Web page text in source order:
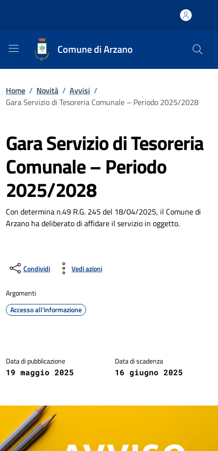
Comune di Arzano
Home / Novità / Avvisi /
Gara Servizio di Tesoreria Comunale – Periodo 2025/2028
Gara Servizio di Tesoreria
Comunale – Periodo
2025/2028
Con determina n.49 R.G. 245 del 18/04/2025, il Comune di
Arzano ha deliberato di affidare il servizio in oggetto.
Condividi Vedi azioni
Argomenti
Accesso all'informazione
Data di pubblicazione
19 maggio 2025
Data di scadenza
16 giugno 2025